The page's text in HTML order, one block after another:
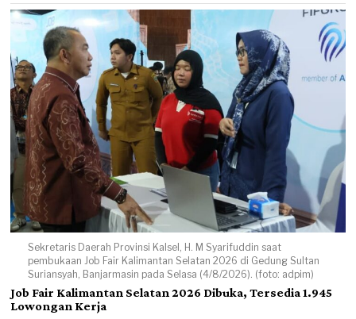
Sekretaris Daerah Provinsi Kalsel, H. M Syarifuddin saat
pembukaan Job Fair Kalimantan Selatan 2026 di Gedung Sultan
Suriansyah, Banjarmasin pada Selasa (4/8/2026). (foto: adpim)
Job Fair Kalimantan Selatan 2026 Dibuka, Tersedia 1.945
Lowongan Kerja